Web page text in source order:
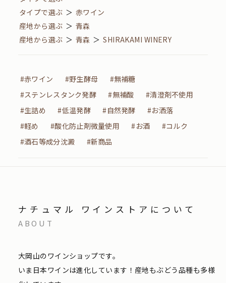
タイプで選ぶ ＞ 赤ワイン
産地から選ぶ ＞ 青森
産地から選ぶ ＞ 青森 ＞ SHIRAKAMI WINERY
#赤ワイン #野生酵母
#無補糖
#ステンレスタンク発酵
#無補酸
#清澄剤不使用
#生詰め
#低温発酵 #自然発酵
#お洒落
#軽め
#酸化防止剤微量使用 #お酒
#コルク
#酒石等成分沈澱
#新商品
ナチュマル ワインストアについて
ABOUT
大岡山のワインショップです。
いま日本ワインは進化しています！産地もぶどう品種も多様